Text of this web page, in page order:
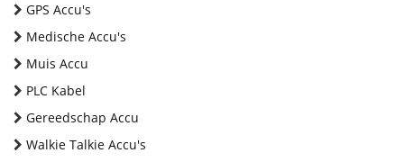
GPS Accu's
Medische Accu's
Muis Accu
PLC Kabel
Gereedschap Accu
Walkie Talkie Accu's